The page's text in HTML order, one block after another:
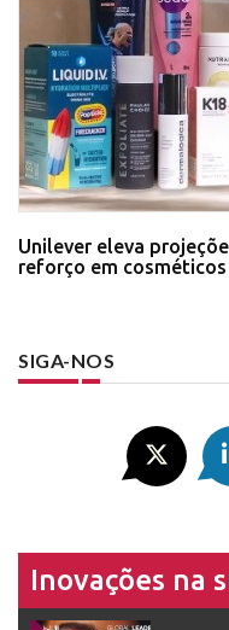
Unilever eleva
reforço em cosméticos
SIGA-NOS
Inovações na